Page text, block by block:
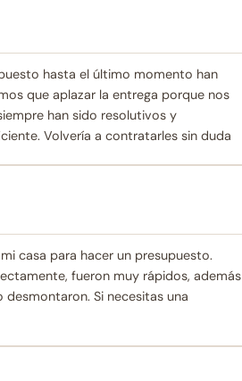
hasta el último momento han
que aplazar la entrega porque nos
han sido resolutivos y
Volvería a contratarles sin duda
casa para hacer un presupuesto.
fueron muy rápidos, además
Si necesitas una